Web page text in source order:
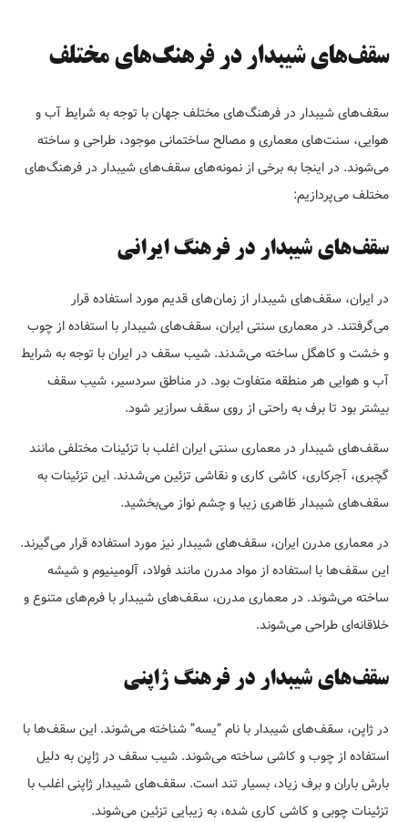
سقف‌های شیبدار در فرهنگ‌های مختلف
سقف‌های شیبدار در فرهنگ‌های مختلف جهان با توجه به شرایط آب و
هوایی، سنت‌های معماری و مصالح ساختمانی موجود، طراحی و ساخته
می‌شوند. در اینجا به برخی از نمونه‌های سقف‌های شیبدار در فرهنگ‌های
مختلف می‌پردازیم:
سقف‌های شیبدار در فرهنگ ایرانی
در ایران، سقف‌های شیبدار از زمان‌های قدیم مورد استفاده قرار
می‌گرفتند. در معماری سنتی ایران، سقف‌های شیبدار با استفاده از چوب
و خشت و کاهگل ساخته می‌شدند. شیب سقف در ایران با توجه به شرایط
آب و هوایی هر منطقه متفاوت بود. در مناطق سردسیر، شیب سقف
بیشتر بود تا برف به راحتی از روی سقف سرازیر شود.
سقف‌های شیبدار در معماری سنتی ایران اغلب با تزئینات مختلفی مانند
گچبری، آجرکاری، کاشی کاری و نقاشی تزئین می‌شدند. این تزئینات به
سقف‌های شیبدار ظاهری زیبا و چشم نواز می‌بخشید.
در معماری مدرن ایران، سقف‌های شیبدار نیز مورد استفاده قرار می‌گیرند.
این سقف‌ها با استفاده از مواد مدرن مانند فولاد، آلومینیوم و شیشه
ساخته می‌شوند. در معماری مدرن، سقف‌های شیبدار با فرم‌های متنوع و
خلاقانه‌ای طراحی می‌شوند.
سقف‌های شیبدار در فرهنگ ژاپنی
در ژاپن، سقف‌های شیبدار با نام “یسه” شناخته می‌شوند. این سقف‌ها با
استفاده از چوب و کاشی ساخته می‌شوند. شیب سقف در ژاپن به دلیل
بارش باران و برف زیاد، بسیار تند است. سقف‌های شیبدار ژاپنی اغلب با
تزئینات چوبی و کاشی کاری شده، به زیبایی تزئین می‌شوند.